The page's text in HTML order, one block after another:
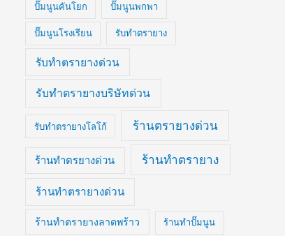
ปั๊มนูนคันโยก ปั๊มนูนพกพา
ปั๊มนูนโรงเรียน รับทำตรายาง
รับทำตรายางด่วน
รับทำตรายางบริษัทด่วน
รับทำตรายางโลโก้ ร้านตรายางด่วน
ร้านทำตรยางด่วน ร้านทำตรายาง
ร้านทำตรายางด่วน
ร้านทำตรายางลาดพร้าว ร้านทำปั๊มนูน